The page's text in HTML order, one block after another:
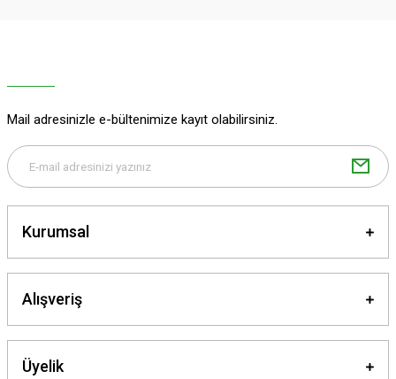
Bu ürüne benzer farklı alternatifler olmalı.
Mail adresinizle e-bültenimize kayıt olabilirsiniz.
Kurumsal
Alışveriş
Üyelik